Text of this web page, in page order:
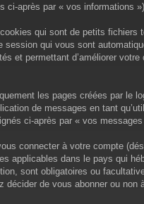
ci-après par « vos informations »).
qui sont de petits fichiers
session qui vous sont
et permettant d’améliorer votre
les pages créées par le
de messages en tant
ci-après par « vos messages
connecter à votre compte
applicables dans le pays qui
sont obligatoires ou
de vous abonner ou non